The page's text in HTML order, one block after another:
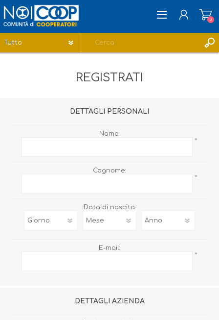
0
REGISTRATI
DETTAGLI PERSONALI
Nome:
*
Cognome:
*
Data di nascita:
E-mail:
*
DETTAGLI AZIENDA